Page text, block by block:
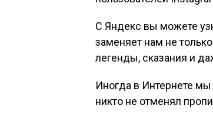
С Яндекс вы можете
заменяет нам не
легенды, сказания и
Иногда в Интернете
никто не отменял